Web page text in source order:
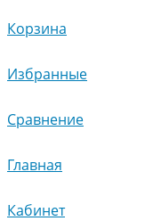
Корзина
Избранные
Сравнение
Главная
Кабинет